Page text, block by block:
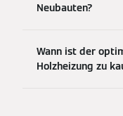
Neubauten?
Wann ist der
Holzheizung zu